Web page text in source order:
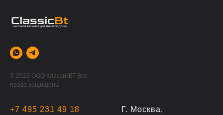
© 2023 ООО КлассикБТ Все
права защищены
+7 495 231 49 18
Г. Москва,